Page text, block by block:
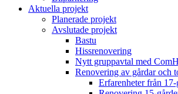
Aktuella projekt
Planerade projekt
Avslutade projekt
Bastu
Hissrenovering
Nytt gruppavtal med
Renovering av gårdar och
Erfarenheter från